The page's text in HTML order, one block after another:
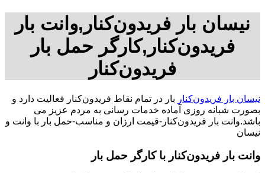
نیسان بار فریدون‌کنار,وانت بار
فریدون‌کنار,کارگر حمل بار
فریدون‌کنار
نیسان بار فریدون‌کنار بار در تمام نقاط فریدون‌کنار فعالیت دارد و
بصورت شبانه روزی آماده خدمات رسانی به مردم عزیز می
باشد.وانت بار فریدون‌کنار-قیمت ارزان و مناسب-حمل بار با وانت و
نیسان
وانت بار فریدون‌کنار با کارگر حمل بار